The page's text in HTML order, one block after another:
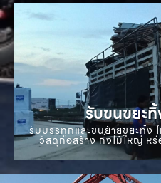
รับขนขยะ
รับบรรทุกและขนย้ายขยะทิ้ง
วัสดุก่อสร้าง กิ่งไม้ใหญ่ ห